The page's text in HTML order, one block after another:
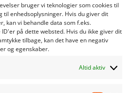
bruger vi teknologier som cookies til
til enhedsoplysninger. Hvis du giver dit
kan vi behandle data som f.eks.
på dette websted. Hvis du ikke giver dit
tilbage, kan det have en negativ
og egenskaber.
Altid aktiv